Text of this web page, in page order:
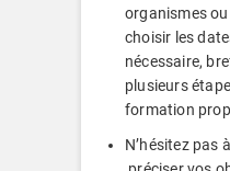
organismes
choisir les
nécessaire,
plusieurs
formation
N’hésitez pas